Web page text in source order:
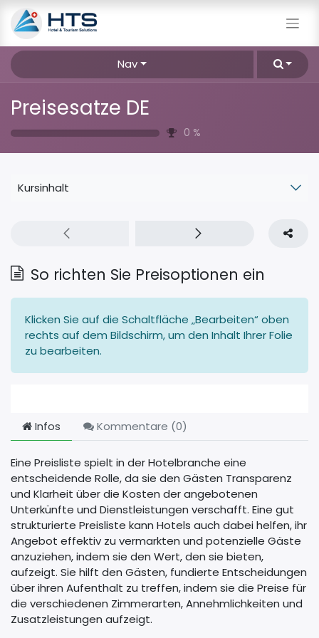
Nav
Preisesatze DE
0 %
Kursinhalt
So richten Sie Preisoptionen ein
Klicken Sie auf die Schaltfläche „Bearbeiten“ oben
rechts auf dem Bildschirm, um den Inhalt Ihrer Folie
zu bearbeiten.
Infos Kommentare (0)
Eine Preisliste spielt in der Hotelbranche eine
entscheidende Rolle, da sie den Gästen Transparenz
und Klarheit über die Kosten der angebotenen
Unterkünfte und Dienstleistungen verschafft. Eine gut
strukturierte Preisliste kann Hotels auch dabei helfen, ihr
Angebot effektiv zu vermarkten und potenzielle Gäste
anzuziehen, indem sie den Wert, den sie bieten,
aufzeigt. Sie hilft den Gästen, fundierte Entscheidungen
über ihren Aufenthalt zu treffen, indem sie die Preise für
die verschiedenen Zimmerarten, Annehmlichkeiten und
Zusatzleistungen aufzeigt.